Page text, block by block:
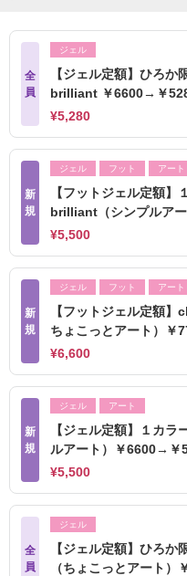
全
員
ジェル
【ジェル定額】ひろ
brilliant ￥6600→￥
¥5,280
新
規
ジェル フット アート
【フットジェル定額】
brilliant（シンプルア
¥5,500
新
規
ジェル フット アート
【フットジェル定額
ちょこっとアート）￥
¥6,600
新
規
ジェル アート
【ジェル定額】１カ
ルアート）￥6600→￥
¥5,500
全
員
ジェル
【ジェル定額】ひろ
（ちょこっとアート